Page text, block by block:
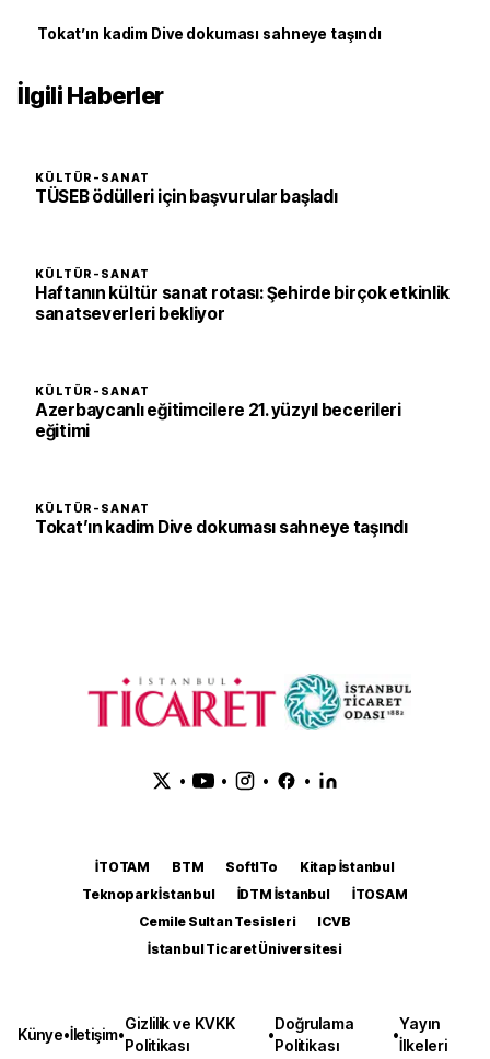
Tokat’ın kadim Dive dokuması sahneye taşındı
İlgili Haberler
KÜLTÜR-SANAT
TÜSEB ödülleri için başvurular başladı
KÜLTÜR-SANAT
Haftanın kültür sanat rotası: Şehirde birçok etkinlik
sanatseverleri bekliyor
KÜLTÜR-SANAT
Azerbaycanlı eğitimcilere 21. yüzyıl becerileri
eğitimi
KÜLTÜR-SANAT
Tokat’ın kadim Dive dokuması sahneye taşındı
• • • •
İTOTAM BTM SoftITo
Kitap İstanbul
Teknopark İstanbul
İDTM İstanbul
İTOSAM
Cemile Sultan Tesisleri
ICVB
İstanbul Ticaret Üniversitesi
Künye•İletişim•
Gizlilik ve KVKK
Politikası
•
Doğrulama
Politikası
•
Yayın
İlkeleri